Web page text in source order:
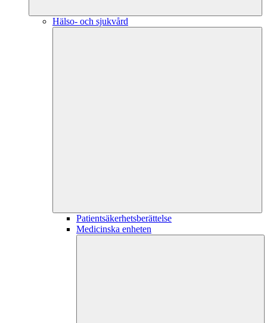
Hälso- och sjukvård
Patientsäkerhetsberättelse
Medicinska enheten